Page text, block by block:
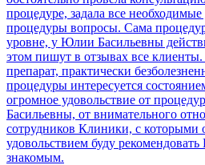
процедуре, задала все
процедуры вопросы. Сама
уровне, у Юлии Басильевны
этом пишут в отзывах все
препарат, практически
процедуры интересуется
огромное удовольствие от
Басильевны, от внимательного
сотрудников Клиники, с которыми
удовольствием буду
знакомым.